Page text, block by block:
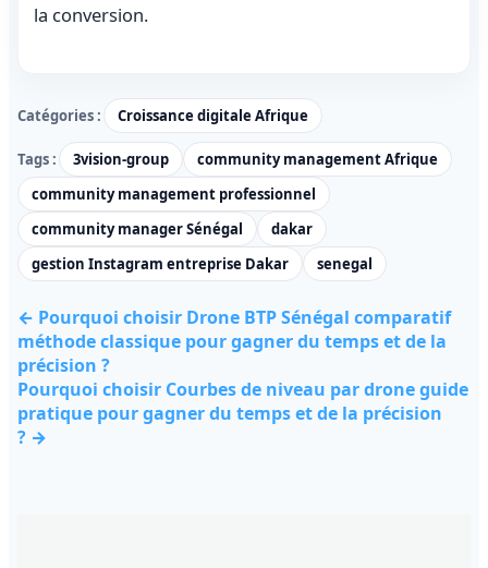
la conversion.
Catégories : Croissance digitale Afrique
Tags : 3vision-group
community management Afrique
community management professionnel
community manager Sénégal
dakar
gestion Instagram entreprise Dakar
senegal
← Pourquoi choisir Drone BTP Sénégal comparatif
méthode classique pour gagner du temps et de la
précision ?
Pourquoi choisir Courbes de niveau par drone guide
pratique pour gagner du temps et de la précision
? →